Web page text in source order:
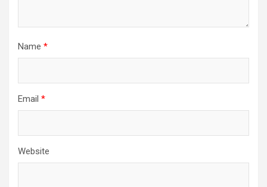
Name *
Email *
Website